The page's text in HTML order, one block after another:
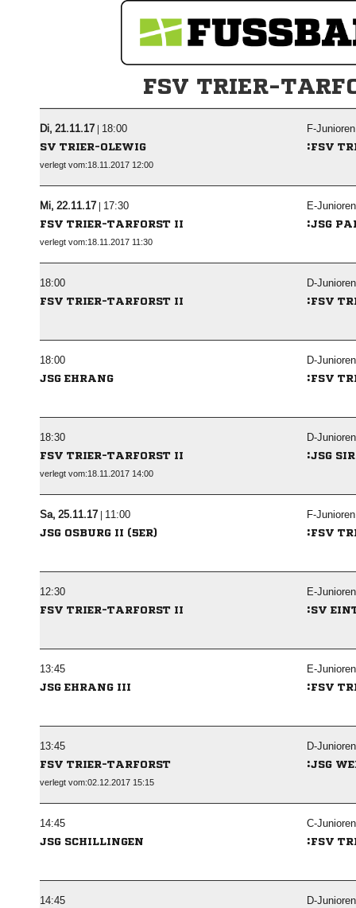
FSV TRIER-
  |  F-
SV TRIER-OLEWIG :FSV
verlegt vom:18.11.2017 12:00
  |  E-
FSV TRIER-TARFORST II :JSG
verlegt vom:18.11.2017 11:30
 D-
FSV TRIER-TARFORST II :FSV
 D-
JSG EHRANG :FSV
 D-
FSV TRIER-TARFORST II :JSG
verlegt vom:18.11.2017 14:00
  |  F-
JSG OSBURG II (5ER) :FSV
 E-
FSV TRIER-TARFORST II :SV
 E-
JSG EHRANG III :FSV
 D-
FSV TRIER-TARFORST :JSG
verlegt vom:02.12.2017 15:15
 C-
JSG SCHILLINGEN :FSV
 D-